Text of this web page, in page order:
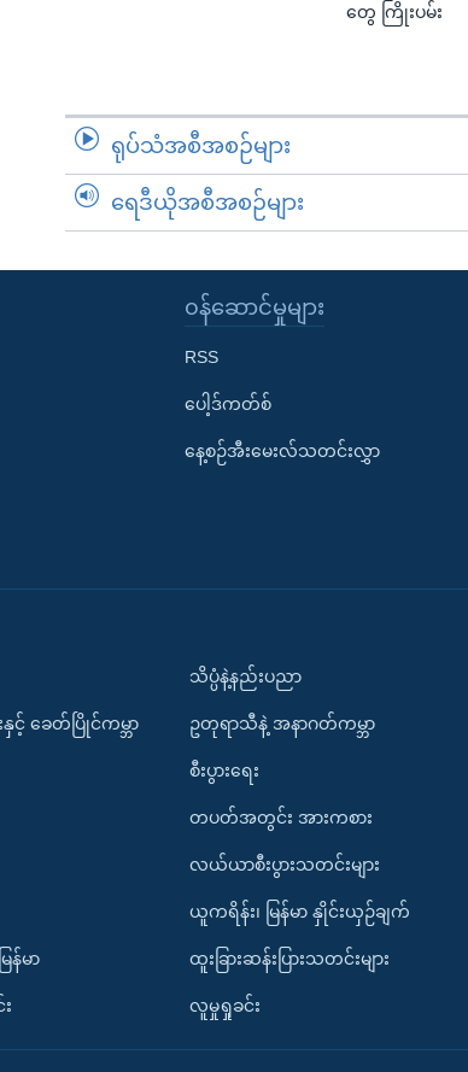
တွေ ကြိုးပမ်း
ရုပ်သံအစီအစဉ်များ
ရေဒီယိုအစီအစဉ်များ
၀န်ဆောင်မှုများ
RSS
ပေါ့ဒ်ကတ်စ်
နေ့စဉ်အီးမေးလ်သတင်းလွှာ
ခေတ်ပြိုင်ကမ္ဘာ
န်မာ
း
သိပ္ပံနဲ့နည်းပညာ
ဥတုရာသီနဲ့ အနာဂတ်ကမ္ဘာ
စီးပွားရေး
တပတ်အတွင်း အားကစား
လယ်ယာစီးပွားသတင်းများ
ယူကရိန်း၊ မြန်မာ နှိုင်းယှဉ်ချက်
ထူးခြားဆန်းပြားသတင်းများ
လူမှုရှုခင်း